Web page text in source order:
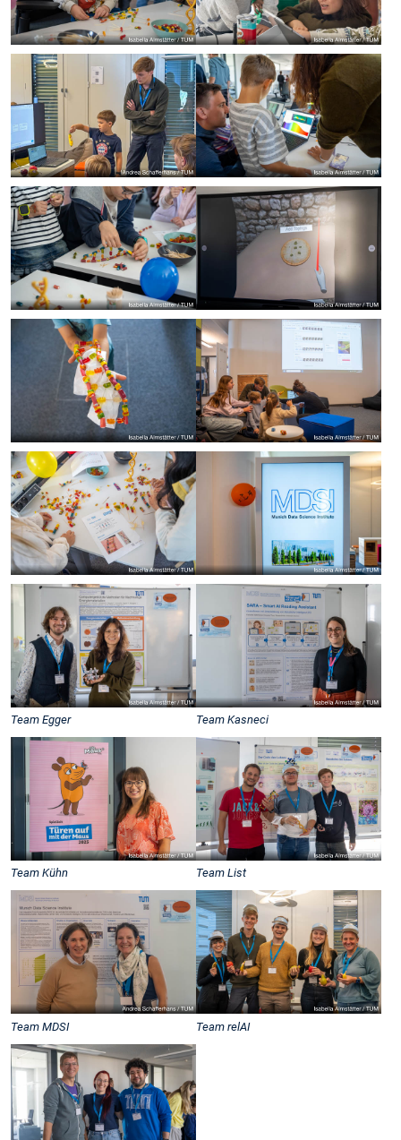
Team Egger Team Kasneci
Team Kühn Team List
Team MDSI Team relAI